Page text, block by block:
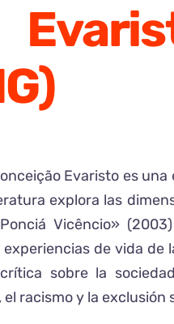
Evaristo es
explora las
Vicêncio»
de vida de
sobre la
racismo y la exclusión